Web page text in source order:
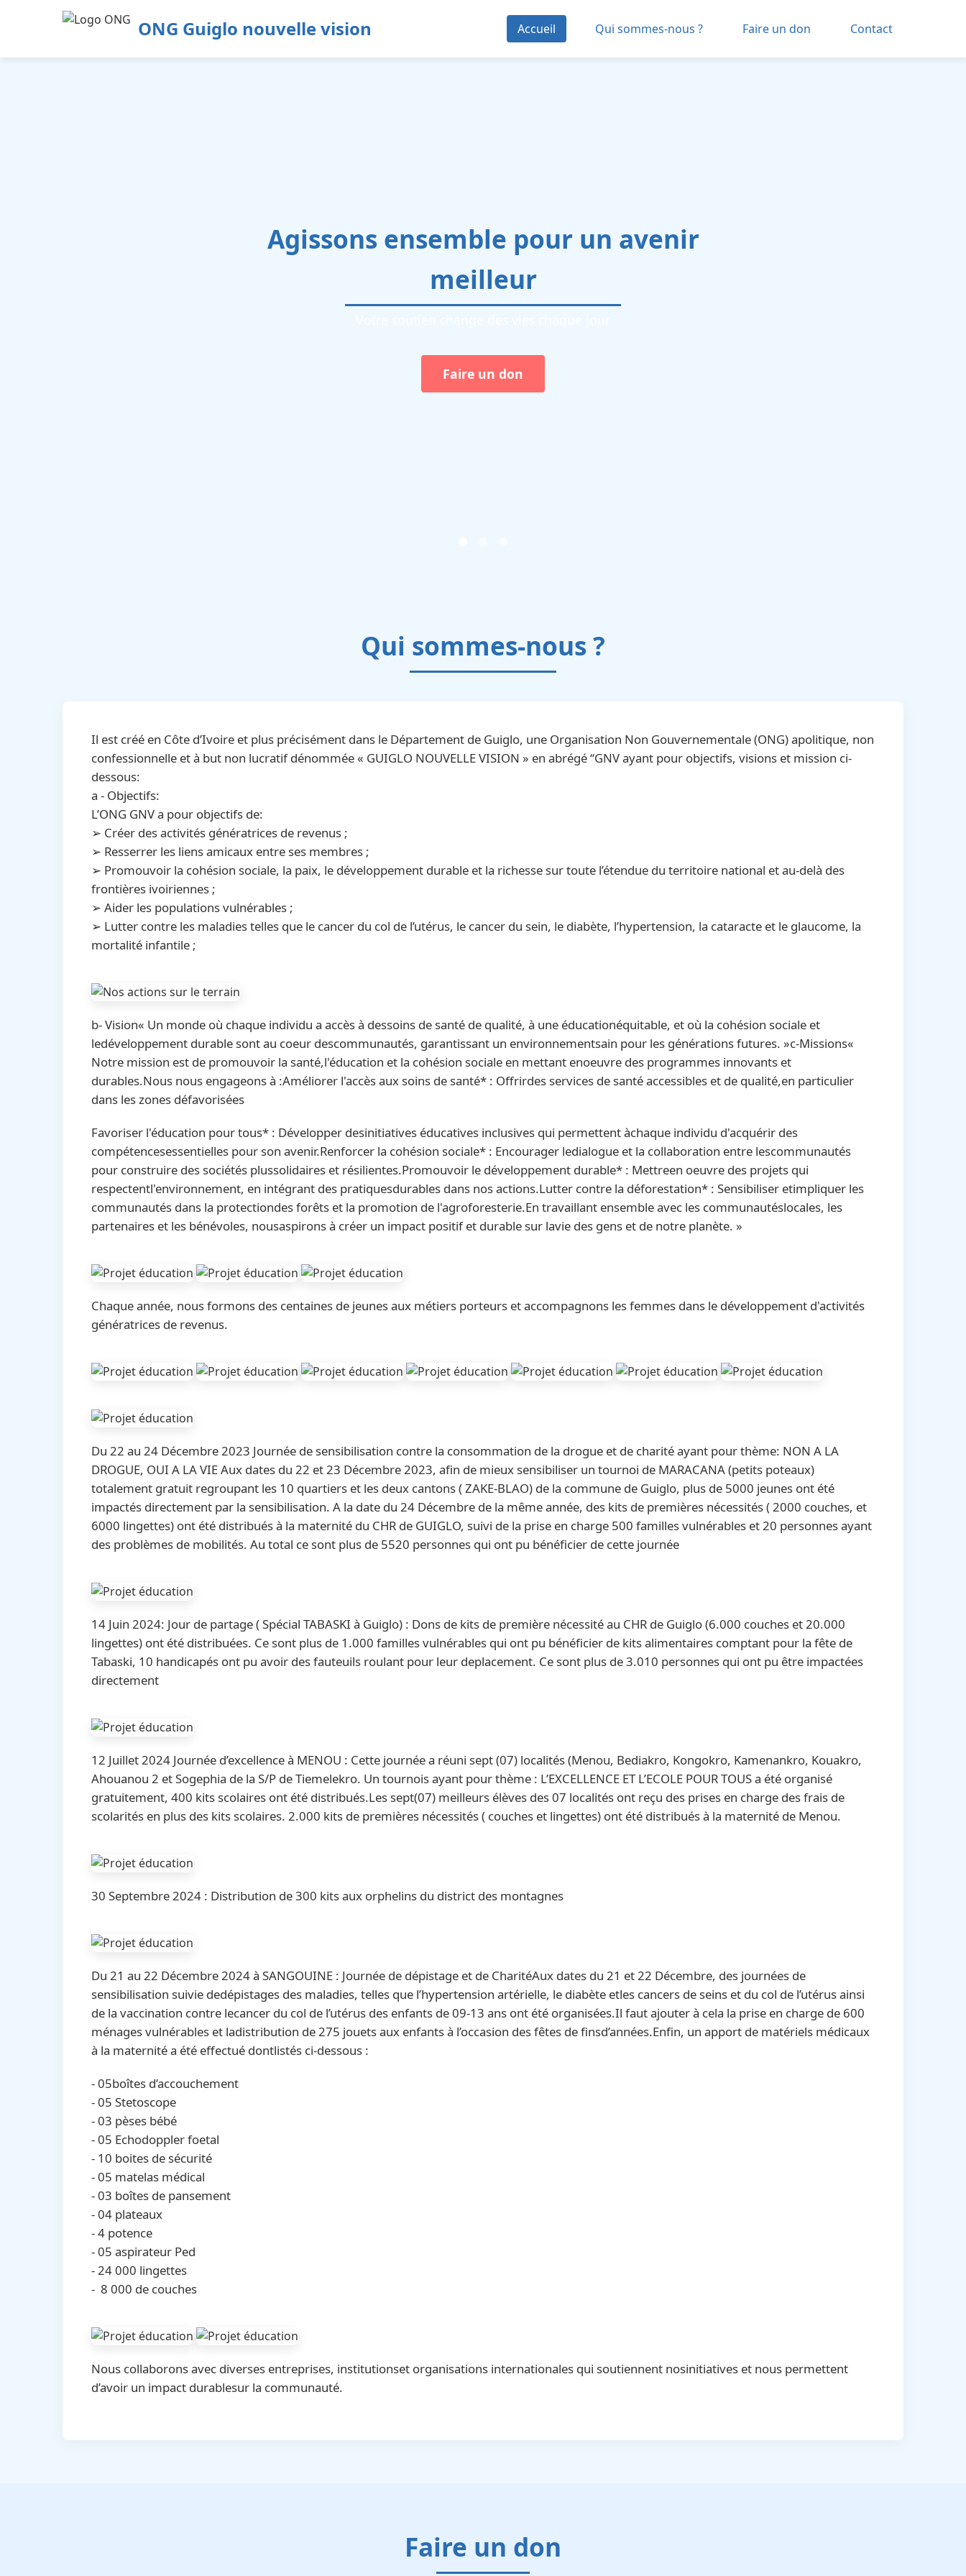
ONG Guiglo nouvelle vision Accueil Qui sommes-nous ? Faire un don Contact
Agissons ensemble pour un avenir
meilleur
Faire un don
Éducation pour tous les enfants
Soutenez nos programmes éducatifs dans les communautés défavorisées
Soutenir l'éducation
Qui sommes-nous ?
Il est créé en Côte d’Ivoire et plus précisément dans le Département de Guiglo, une Organisation Non Gouvernementale (ONG) apolitique, non
confessionnelle et à but non lucratif dénommée « GUIGLO NOUVELLE VISION » en abrégé ‘‘GNV ayant pour objectifs, visions et mission ci-
dessous:
a - Objectifs:
L’ONG GNV a pour objectifs de:
➢ Créer des activités génératrices de revenus ;
➢ Resserrer les liens amicaux entre ses membres ;
➢ Promouvoir la cohésion sociale, la paix, le développement durable et la richesse sur toute l’étendue du territoire national et au-delà des
frontières ivoiriennes ;
➢ Aider les populations vulnérables ;
➢ Lutter contre les maladies telles que le cancer du col de l’utérus, le cancer du sein, le diabète, l’hypertension, la cataracte et le glaucome, la
mortalité infantile ;
b- Vision« Un monde où chaque individu a accès à dessoins de santé de qualité, à une éducationéquitable, et où la cohésion sociale et
ledéveloppement durable sont au coeur descommunautés, garantissant un environnementsain pour les générations futures. »c-Missions«
Notre mission est de promouvoir la santé,l'éducation et la cohésion sociale en mettant enoeuvre des programmes innovants et
durables.Nous nous engageons à :Améliorer l'accès aux soins de santé* : Offrirdes services de santé accessibles et de qualité,en particulier
dans les zones défavorisées
Favoriser l'éducation pour tous* : Développer desinitiatives éducatives inclusives qui permettent àchaque individu d'acquérir des
compétencesessentielles pour son avenir.Renforcer la cohésion sociale* : Encourager ledialogue et la collaboration entre lescommunautés
pour construire des sociétés plussolidaires et résilientes.Promouvoir le développement durable* : Mettreen oeuvre des projets qui
respectentl'environnement, en intégrant des pratiquesdurables dans nos actions.Lutter contre la déforestation* : Sensibiliser etimpliquer les
communautés dans la protectiondes forêts et la promotion de l'agroforesterie.En travaillant ensemble avec les communautéslocales, les
partenaires et les bénévoles, nousaspirons à créer un impact positif et durable sur lavie des gens et de notre planète. »
Chaque année, nous formons des centaines de jeunes aux métiers porteurs et accompagnons les femmes dans le développement d'activités
génératrices de revenus.
Du 22 au 24 Décembre 2023 Journée de sensibilisation contre la consommation de la drogue et de charité ayant pour thème: NON A LA
DROGUE, OUI A LA VIE Aux dates du 22 et 23 Décembre 2023, afin de mieux sensibiliser un tournoi de MARACANA (petits poteaux)
totalement gratuit regroupant les 10 quartiers et les deux cantons ( ZAKE-BLAO) de la commune de Guiglo, plus de 5000 jeunes ont été
impactés directement par la sensibilisation. A la date du 24 Décembre de la même année, des kits de premières nécessités ( 2000 couches, et
6000 lingettes) ont été distribués à la maternité du CHR de GUIGLO, suivi de la prise en charge 500 familles vulnérables et 20 personnes ayant
des problèmes de mobilités. Au total ce sont plus de 5520 personnes qui ont pu bénéficier de cette journée
14 Juin 2024: Jour de partage ( Spécial TABASKI à Guiglo) : Dons de kits de première nécessité au CHR de Guiglo (6.000 couches et 20.000
lingettes) ont été distribuées. Ce sont plus de 1.000 familles vulnérables qui ont pu bénéficier de kits alimentaires comptant pour la fête de
Tabaski, 10 handicapés ont pu avoir des fauteuils roulant pour leur deplacement. Ce sont plus de 3.010 personnes qui ont pu être impactées
directement
12 Juillet 2024 Journée d’excellence à MENOU : Cette journée a réuni sept (07) localités (Menou, Bediakro, Kongokro, Kamenankro, Kouakro,
Ahouanou 2 et Sogephia de la S/P de Tiemelekro. Un tournois ayant pour thème : L’EXCELLENCE ET L’ECOLE POUR TOUS a été organisé
gratuitement, 400 kits scolaires ont été distribués.Les sept(07) meilleurs élèves des 07 localités ont reçu des prises en charge des frais de
scolarités en plus des kits scolaires. 2.000 kits de premières nécessités ( couches et lingettes) ont été distribués à la maternité de Menou.
30 Septembre 2024 : Distribution de 300 kits aux orphelins du district des montagnes
Du 21 au 22 Décembre 2024 à SANGOUINE : Journée de dépistage et de CharitéAux dates du 21 et 22 Décembre, des journées de
sensibilisation suivie dedépistages des maladies, telles que l’hypertension artérielle, le diabète etles cancers de seins et du col de l’utérus ainsi
de la vaccination contre lecancer du col de l’utérus des enfants de 09-13 ans ont été organisées.Il faut ajouter à cela la prise en charge de 600
ménages vulnérables et ladistribution de 275 jouets aux enfants à l’occasion des fêtes de finsd’années.Enfin, un apport de matériels médicaux
à la maternité a été effectué dontlistés ci-dessous :
- 05boîtes d’accouchement
- ⁠05 Stetoscope
- ⁠03 pèses bébé
- ⁠05 Echodoppler foetal
- ⁠10 boites de sécurité
- ⁠05 matelas médical
- ⁠03 boîtes de pansement
- ⁠04 plateaux
- ⁠4 potence
- ⁠05 aspirateur Ped
- ⁠24 000 lingettes
- ⁠ 8 000 de couches
Nous collaborons avec diverses entreprises, institutionset organisations internationales qui soutiennent nosinitiatives et nous permettent
d’avoir un impact durablesur la communauté.
Faire un don